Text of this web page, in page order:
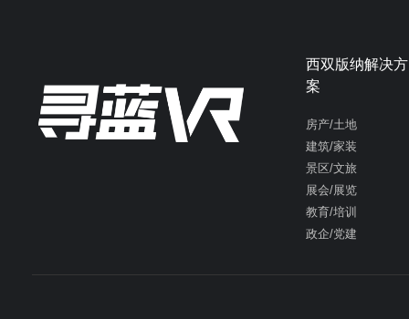
西双版纳解决方
案
房产/土地
建筑/家装
景区/文旅
展会/展览
教育/培训
政企/党建